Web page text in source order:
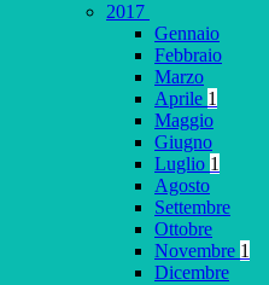
2017
Gennaio
Febbraio
Marzo
Aprile 1
Maggio
Giugno
Luglio 1
Agosto
Settembre
Ottobre
Novembre 1
Dicembre